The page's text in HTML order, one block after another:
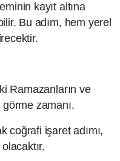
kayıt altına
Bu adım, hem yerel
Ramazanların ve
zamanı.
coğrafi işaret adımı,